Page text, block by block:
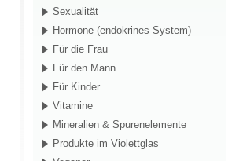
Sexualität
Hormone (endokrines System)
Für die Frau
Für den Mann
Für Kinder
Vitamine
Mineralien & Spurenelemente
Produkte im Violettglas